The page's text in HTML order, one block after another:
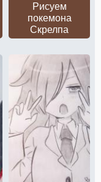
Рисуем
покемона
Скрелпа